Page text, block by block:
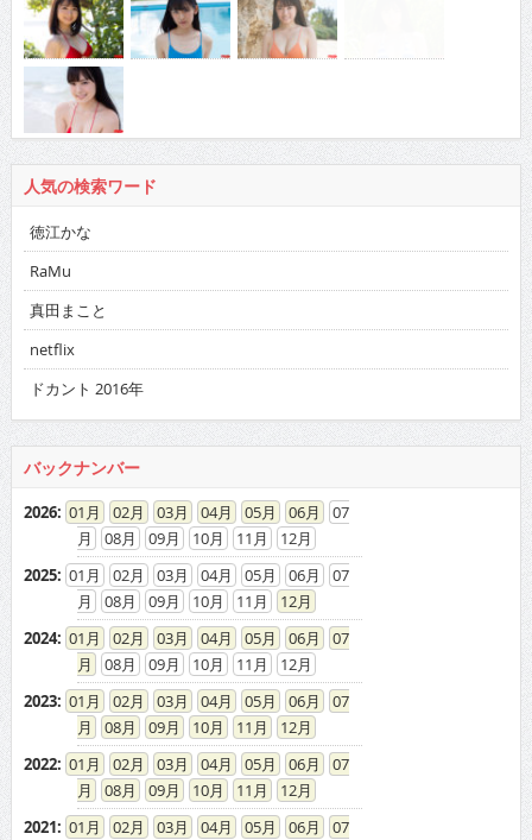
人気の検索ワード
徳江かな
RaMu
真田まこと
netflix
ドカント 2016年
バックナンバー
2026: 01 02 03 04 05 06
07
08
09 10 11
12
2025: 01 02 03 04 05 06
07
08
09 10 11
12
2024: 01 02 03 04 05 06
07
08
09 10 11
12
2023: 01 02 03 04 05 06
07
08
09 10 11
12
2022: 01 02 03 04 05 06
07
08
09 10 11
12
2021: 01 02 03 04 05 06
07